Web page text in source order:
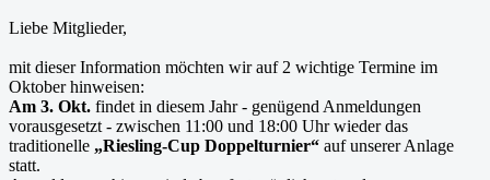
Liebe Mitglieder,
mit dieser Information möchten wir auf 2 wichtige Termine im
Oktober hinweisen:
Am 3. Okt. findet in diesem Jahr - genügend Anmeldungen
vorausgesetzt - zwischen 11:00 und 18:00 Uhr wieder das
traditionelle „Riesling-Cup Doppelturnier“ auf unserer Anlage
statt.